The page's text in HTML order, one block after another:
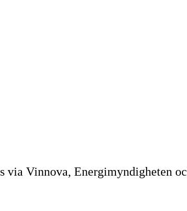
via Vinnova, Energimyndigheten